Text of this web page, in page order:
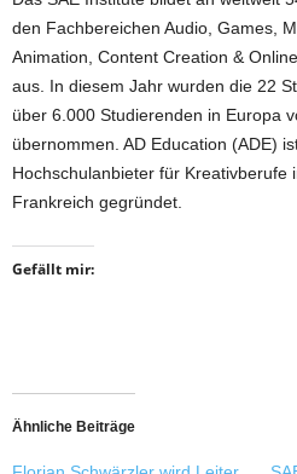
den Fachbereichen Audio, Games,
Animation, Content Creation &
aus. In diesem Jahr wurden die 22
über 6.000 Studierenden in Europa
übernommen. AD Education (ADE)
Hochschulanbieter für Kreativberufe
Frankreich gegründet.
Gefällt mir:
Ähnliche Beiträge